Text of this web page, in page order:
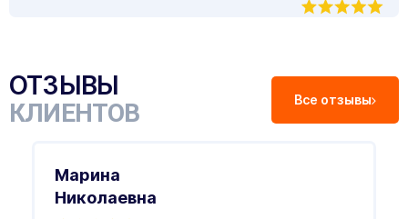
ОТЗЫВЫ
КЛИЕНТОВ Все отзывы
Марина
Николаевна